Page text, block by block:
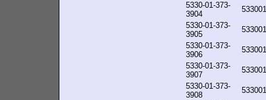
5330-01-373-
3904
5330-01-373-
3905
5330-01-373-
3906
5330-01-373-
3907
5330-01-373-
3908